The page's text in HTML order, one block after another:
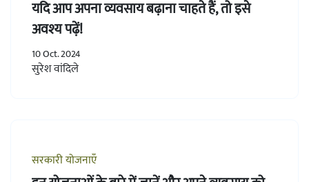
यदि आप अपना व्यवसाय बढ़ाना चाहते हैं, तो इसे
अवश्य पढ़ें!
10 Oct. 2024
सुरेश वांदिले
सरकारी योजनाएँ